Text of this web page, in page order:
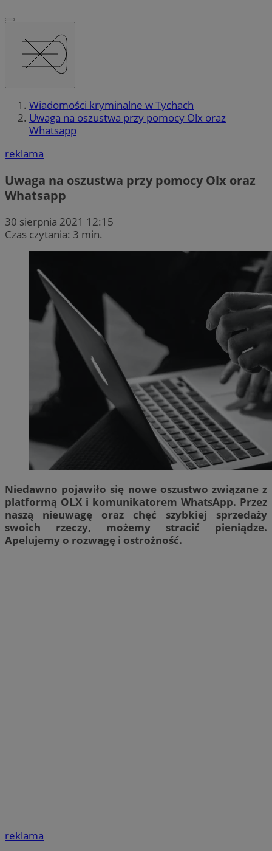
Wiadomości kryminalne w Tychach
Uwaga na oszustwa przy pomocy Olx oraz
Whatsapp
reklama
Uwaga na oszustwa przy pomocy Olx oraz
Whatsapp
30 sierpnia 2021 12:15
Czas czytania: 3 min.
Niedawno pojawiło się nowe oszustwo związane z
platformą OLX i komunikatorem WhatsApp. Przez
naszą nieuwagę oraz chęć szybkiej sprzedaży
swoich rzeczy, możemy stracić pieniądze.
Apelujemy o rozwagę i ostrożność.
reklama